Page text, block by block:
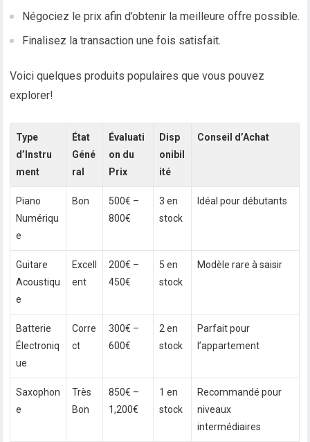
Négociez le prix afin d’obtenir la meilleure offre possible.
Finalisez la transaction une fois satisfait.
Voici quelques produits populaires que vous pouvez
explorer!
Type
d’Instru
ment
État
Géné
ral
Évaluati
on du
Prix
Disp
onibil
ité
Conseil d’Achat
Piano
Numériqu
e
Bon
500€ –
800€
3 en
stock
Idéal pour débutants
Guitare
Acoustiqu
e
Excell
ent
200€ –
450€
5 en
stock
Modèle rare à saisir
Batterie
Électroniq
ue
Corre
ct
300€ –
600€
2 en
stock
Parfait pour
l’appartement
Saxophon
e
Très
Bon
850€ –
1,200€
1 en
stock
Recommandé pour
niveaux
intermédiaires